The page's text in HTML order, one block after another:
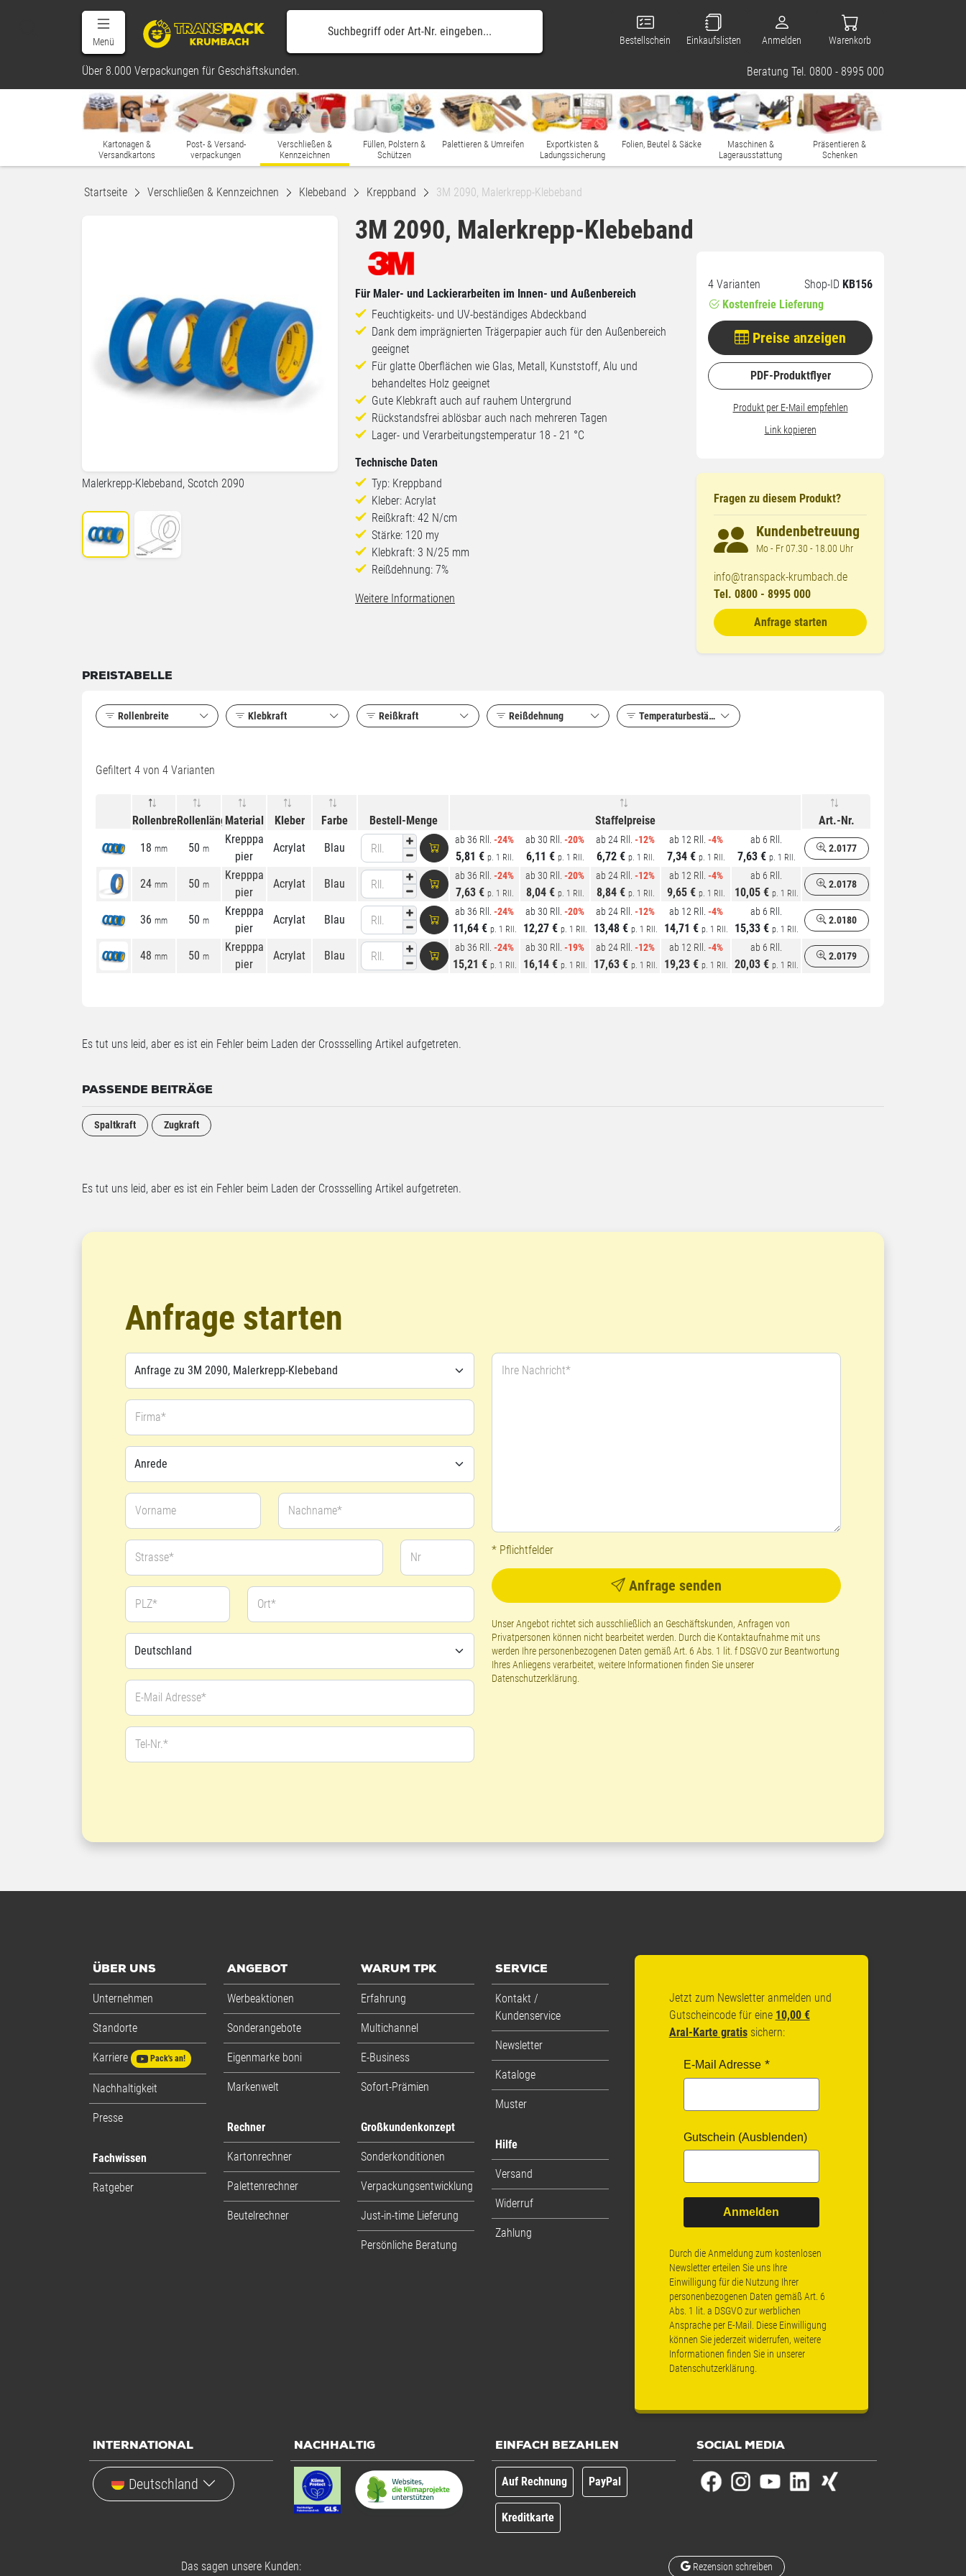
Menü Bestellschein Einkaufslisten Anmelden Warenkorb
Über 8.000 Verpackungen für Geschäftskunden. Beratung Tel. 0800 - 8995 000
Kartonagen &
Versandkartons
Post- & Versand-
verpackungen
Verschließen &
Kennzeichnen
Füllen, Polstern &
Schützen
Palettieren & Umreifen
Exportkisten &
Ladungssicherung
Folien, Beutel & Säcke
Maschinen &
Lagerausstattung
Präsentieren &
Schenken
Startseite Verschließen & Kennzeichnen Klebeband Kreppband 3M 2090, Malerkrepp-Klebeband
3M 2090, Malerkrepp-Klebeband
Malerkrepp-Klebeband, Scotch 2090
4 Varianten Shop-ID KB156
Kostenfreie Lieferung
Preise anzeigen
PDF-Produktflyer
Produkt per E-Mail empfehlen
Link kopieren
Fragen zu diesem Produkt?
Kundenbetreuung
Mo - Fr 07.30 - 18.00 Uhr
info@transpack-krumbach.de
Tel. 0800 - 8995 000
Anfrage starten
Für Maler- und Lackierarbeiten im Innen- und Außenbereich
Feuchtigkeits- und UV-beständiges Abdeckband
Dank dem imprägnierten Trägerpapier auch für den Außenbereich
geeignet
Für glatte Oberflächen wie Glas, Metall, Kunststoff, Alu und
behandeltes Holz geeignet
Gute Klebkraft auch auf rauhem Untergrund
Rückstandsfrei ablösbar auch nach mehreren Tagen
Lager- und Verarbeitungstemperatur 18 - 21 °C
Technische Daten
Typ: Kreppband
Kleber: Acrylat
Reißkraft: 42 N/cm
Stärke: 120 my
Klebkraft: 3 N/25 mm
Reißdehnung: 7%
Weitere Informationen
PREISTABELLE
Rollenbreite Klebkraft Reißkraft Reißdehnung Temperaturbeständigkeit
Gefiltert 4 von 4 Varianten
RollenbreiteRollenlängeMaterial Kleber Farbe Bestell-Menge Staffelpreise
Art.-Nr.
18 mm 50 m
Krepppa
pier
Acrylat Blau Rll.
ab 36 Rll. -24%
5,81 € p. 1 Rll.
ab 30 Rll. -20%
6,11 € p. 1 Rll.
ab 24 Rll. -12%
6,72 € p. 1 Rll.
ab 12 Rll. -4%
7,34 € p. 1 Rll.
ab 6 Rll.
7,63 € p. 1 Rll.
2.0177
24 mm 50 m
Krepppa
pier
Acrylat Blau Rll.
ab 36 Rll. -24%
7,63 € p. 1 Rll.
ab 30 Rll. -20%
8,04 € p. 1 Rll.
ab 24 Rll. -12%
8,84 € p. 1 Rll.
ab 12 Rll. -4%
9,65 € p. 1 Rll.
ab 6 Rll.
10,05 € p. 1 Rll.
2.0178
36 mm 50 m
Krepppa
pier
Acrylat Blau Rll.
ab 36 Rll. -24%
11,64 € p. 1 Rll.
ab 30 Rll. -20%
12,27 € p. 1 Rll.
ab 24 Rll. -12%
13,48 € p. 1 Rll.
ab 12 Rll. -4%
14,71 € p. 1 Rll.
ab 6 Rll.
15,33 € p. 1 Rll.
2.0180
48 mm 50 m
Krepppa
pier
Acrylat Blau Rll.
ab 36 Rll. -24%
15,21 € p. 1 Rll.
ab 30 Rll. -19%
16,14 € p. 1 Rll.
ab 24 Rll. -12%
17,63 € p. 1 Rll.
ab 12 Rll. -4%
19,23 € p. 1 Rll.
ab 6 Rll.
20,03 € p. 1 Rll.
2.0179
Es tut uns leid, aber es ist ein Fehler beim Laden der Crossselling Artikel aufgetreten.
PASSENDE BEITRÄGE
Spaltkraft Zugkraft
Es tut uns leid, aber es ist ein Fehler beim Laden der Crossselling Artikel aufgetreten.
Anfrage starten
Firma*
Vorname Nachname*
Strasse* Nr
PLZ* Ort*
E-Mail Adresse*
Tel-Nr.*
Ihre Nachricht*
* Pflichtfelder
Anfrage senden
Unser Angebot richtet sich ausschließlich an Geschäftskunden, Anfragen von
Privatpersonen können nicht bearbeitet werden. Durch die Kontaktaufnahme mit uns
werden Ihre personenbezogenen Daten gemäß Art. 6 Abs. 1 lit. f DSGVO zur Beantwortung
Ihres Anliegens verarbeitet, weitere Informationen finden Sie unserer
Datenschutzerklärung
ÜBER UNS
Unternehmen
Standorte
Karriere Pack's an!
Nachhaltigkeit
Presse
Fachwissen
Ratgeber
ANGEBOT
Werbeaktionen
Sonderangebote
Eigenmarke boni
Markenwelt
Rechner
Kartonrechner
Palettenrechner
Beutelrechner
WARUM TPK
Erfahrung
Multichannel
E-Business
Sofort-Prämien
Großkundenkonzept
Sonderkonditionen
Verpackungsentwicklung
Just-in-time Lieferung
Persönliche Beratung
SERVICE
Kontakt /
Kundenservice
Newsletter
Kataloge
Muster
Hilfe
Versand
Widerruf
Zahlung
Jetzt zum Newsletter anmelden und
Gutscheincode für eine 10,00 €
Aral-Karte gratissichern:
E-Mail Adresse
Gutschein (Ausblenden)
Anmelden
Durch die Anmeldung zum kostenlosen
Newsletter erteilen Sie uns Ihre
Einwilligung für die Nutzung Ihrer
personenbezogenen Daten gemäß Art. 6
Abs. 1 lit. a DSGVO zur werblichen
Ansprache per E-Mail. Diese Einwilligung
können Sie jederzeit widerrufen, weitere
Informationen finden Sie in unserer
Datenschutzerklärung
INTERNATIONAL
Deutschland
NACHHALTIG EINFACH BEZAHLEN
Auf Rechnung PayPal
Kreditkarte
SOCIAL MEDIA
Das sagen unsere Kunden: Rezension schreiben